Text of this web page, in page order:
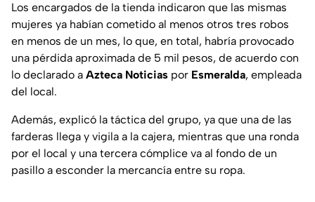
Los encargados de la tienda indicaron que las mismas
mujeres ya habían cometido al menos otros tres robos
en menos de un mes, lo que, en total, habría provocado
una pérdida aproximada de 5 mil pesos, de acuerdo con
lo declarado a Azteca Noticias por Esmeralda, empleada
del local.
Además, explicó la táctica del grupo, ya que una de las
farderas llega y vigila a la cajera, mientras que una ronda
por el local y una tercera cómplice va al fondo de un
pasillo a esconder la mercancía entre su ropa.